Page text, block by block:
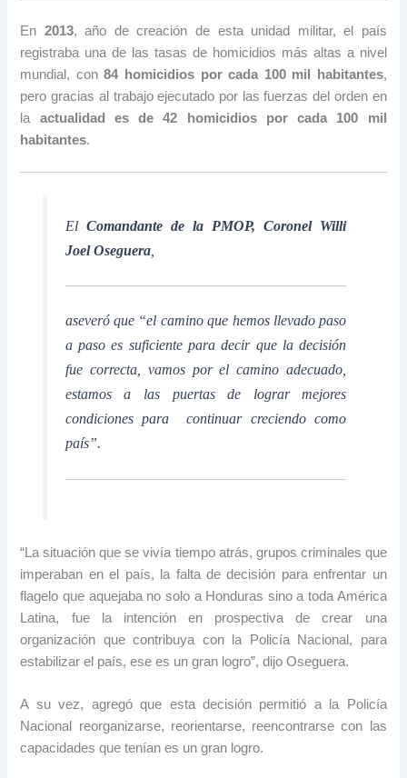
En 2013, año de creación de esta unidad militar, el país
registraba una de las tasas de homicidios más altas a nivel
mundial, con84 homicidios por cada 100 mil habitantes,
pero gracias al trabajo ejecutado por las fuerzas del orden en
la actualidad es de 42 homicidios por cada 100 mil
habitantes.
El Comandante de la PMOP, Coronel Willi
Joel Oseguera,
aseveró que “el camino que hemos llevado paso
a paso es suficiente para decir que la decisión
fue correcta, vamos por el camino adecuado,
estamos a las puertas de lograr mejores
condiciones para continuar creciendo como
país”.
“La situación que se vivía tiempo atrás, grupos criminales que
imperaban en el país, la falta de decisión para enfrentar un
flagelo que aquejaba no solo a Honduras sino a toda América
Latina, fue la intención en prospectiva de crear una
organización que contribuya con la Policía Nacional, para
estabilizar el país, ese es un gran logro”, dijo Oseguera.
A su vez, agregó que esta decisión permitió a la Policía
Nacional reorganizarse, reorientarse, reencontrarse con las
capacidades que tenían es un gran logro.